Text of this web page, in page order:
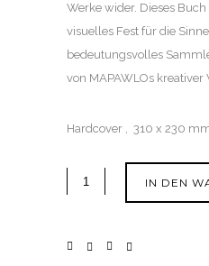
Werke wider. Dieses
visuelles Fest für die
bedeutungsvolles
von MAPAWLOs kreativer
Hardcover , 310 x 230
IN DEN